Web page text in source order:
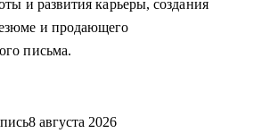
резюме (самостоятельно
предложениями о работе и
и развития карьеры, создания
и продающего
письма.
8 августа 2026